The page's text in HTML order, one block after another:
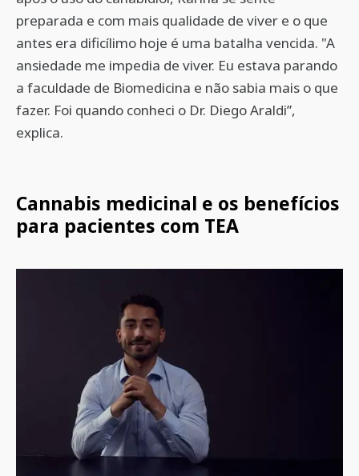
preparada e com mais qualidade de viver e o que
antes era dificílimo hoje é uma batalha vencida. "A
ansiedade me impedia de viver. Eu estava parando
a faculdade de Biomedicina e não sabia mais o que
fazer. Foi quando conheci o Dr. Diego Araldi”,
explica.
Cannabis medicinal e os benefícios
para pacientes com TEA